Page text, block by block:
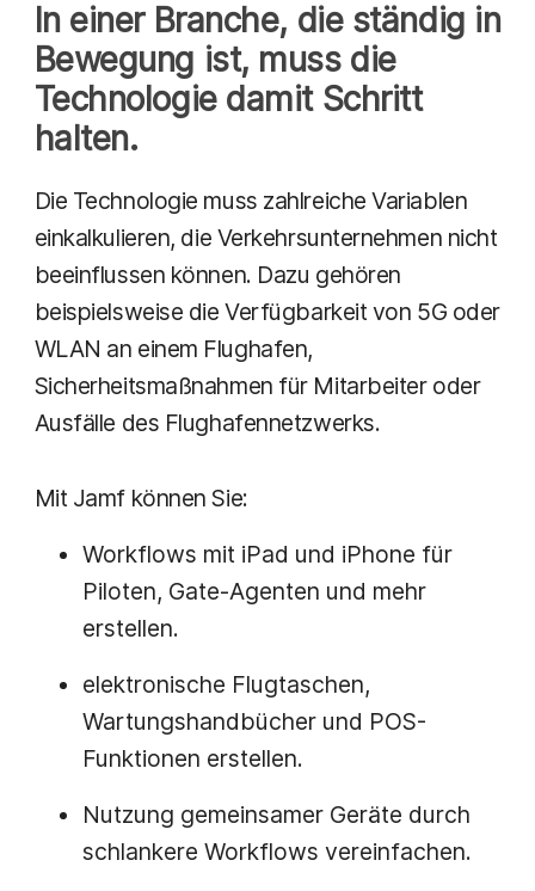
In einer Branche, die ständig in
Bewegung ist, muss die
Technologie damit Schritt
halten.
Die Technologie muss zahlreiche Variablen
einkalkulieren, die Verkehrsunternehmen nicht
beeinflussen können. Dazu gehören
beispielsweise die Verfügbarkeit von 5G oder
WLAN an einem Flughafen,
Sicherheitsmaßnahmen für Mitarbeiter oder
Ausfälle des Flughafennetzwerks.
Mit Jamf können Sie:
Workflows mit iPad und iPhone für
Piloten, Gate-Agenten und mehr
erstellen.
elektronische Flugtaschen,
Wartungshandbücher und POS-
Funktionen erstellen.
Nutzung gemeinsamer Geräte durch
schlankere Workflows vereinfachen.